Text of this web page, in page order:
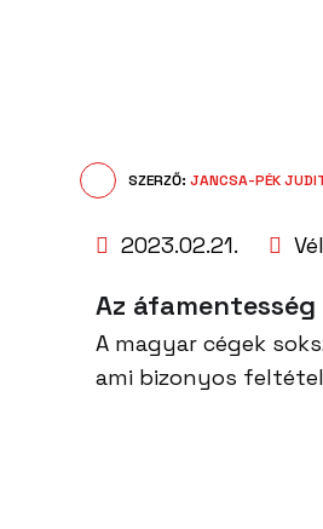
SZERZŐ: JANCSA-PÉK
2023.02.21.
Az
A magyar cégek
ami bizonyos